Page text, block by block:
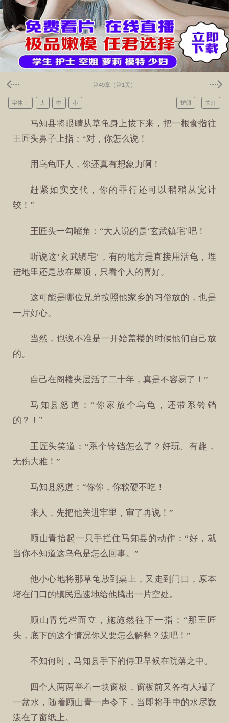
第49章（第1页）
关灯
护眼
字体： 大 中 小
马知县将眼睛从草龟身上拔下来，把一根食指往
王匠头鼻子上指：“对，你怎么说！
用乌龟吓人，你还真有想象力啊！
赶紧如实交代，你的罪行还可以稍稍从宽计
较！”
王匠头一勾嘴角：“大人说的是‘玄武镇宅’吧！
听说这‘玄武镇宅’，有的地方是直接用活龟，埋
进地里还是放在屋顶，只看个人的喜好。
这可能是哪位兄弟按照他家乡的习俗放的，也是
一片好心。
当然，也说不准是一开始盖楼的时候他们自己放
的。
自己在阁楼夹层活了二十年，真是不容易了！”
马知县怒道：“你家放个乌龟，还带系铃铛
的？！”
王匠头笑道：“系个铃铛怎么了？好玩、有趣，
无伤大雅！”
马知县怒道：“你你，你软硬不吃！
来人，先把他关进牢里，审了再说！”
顾山青抬起一只手拦住马知县的动作：“好，就
当你不知道这乌龟是怎么回事。”
他小心地将那草龟放到桌上，又走到门口，原本
堵在门口的镇民迅速地给他腾出一片空处。
顾山青凭栏而立，施施然往下一指：“那王匠
头，底下的这个情况你又要怎么解释？泼吧！”
不知何时，马知县手下的侍卫早候在院落之中。
四个人两两举着一块窗板，窗板前又各有人端了
一盆水，随着顾山青一声令下，当即将手中的水尽数
泼在了窗纸上。